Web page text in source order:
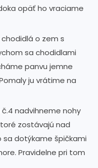
opäť ho vraciame
o zem s
sa chodidlami
panvu jemne
ju vrátime na
nadvihneme nohy
zostávajú nad
sa dotýkame špičkami
Pravidelne pri tom